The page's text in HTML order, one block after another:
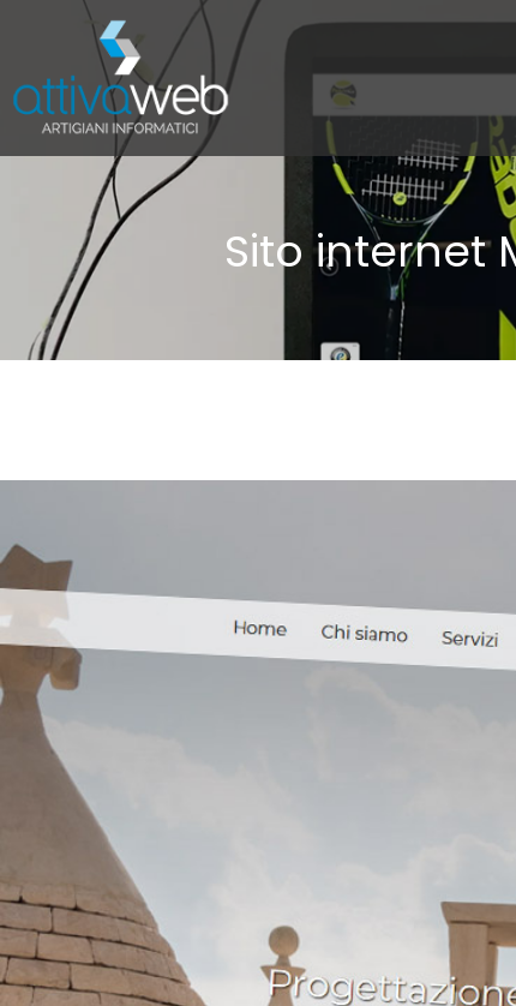
Sito internet